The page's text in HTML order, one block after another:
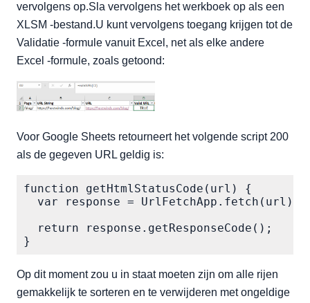
vervolgens op.Sla vervolgens het werkboek op als een
XLSM -bestand.U kunt vervolgens toegang krijgen tot de
Validatie -formule vanuit Excel, net als elke andere
Excel -formule, zoals getoond:
Voor Google Sheets retourneert het volgende script 200
als de gegeven URL geldig is:
function getHtmlStatusCode(url) {
var response =
  return response.getResponseCode();
}
Op dit moment zou u in staat moeten zijn om alle rijen
gemakkelijk te sorteren en te verwijderen met ongeldige